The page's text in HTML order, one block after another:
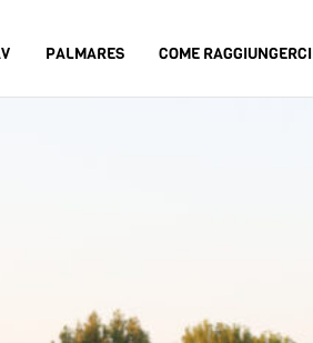
PALMARES COME RAGGIUNGERCI